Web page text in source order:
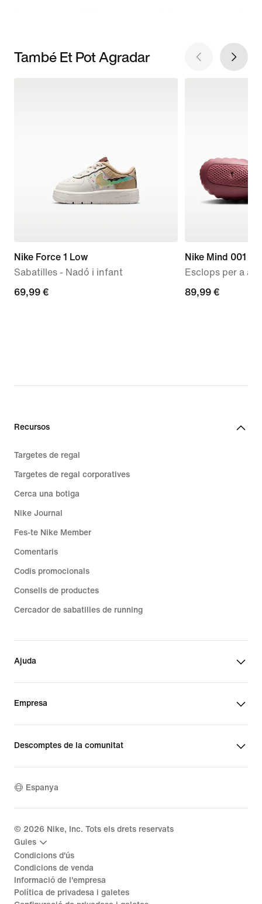
També Et Pot Agradar
Nike Force 1 Low
Sabatilles - Nadó i infant
69,99 €
69,99 €
Nike Mind 001
Esclops per a
89,99 €
89,99 €
Recursos
Targetes de regal
Targetes de regal corporatives
Cerca una botiga
Nike Journal
Fes-te Nike Member
Comentaris
Codis promocionals
Consells de productes
Cercador de sabatilles de running
Ajuda
Empresa
Descomptes de la comunitat
Espanya
© 2026 Nike, Inc. Tots els drets reservats
Guies
Condicions d'ús
Condicions de venda
Informació de l'empresa
Política de privadesa i galetes